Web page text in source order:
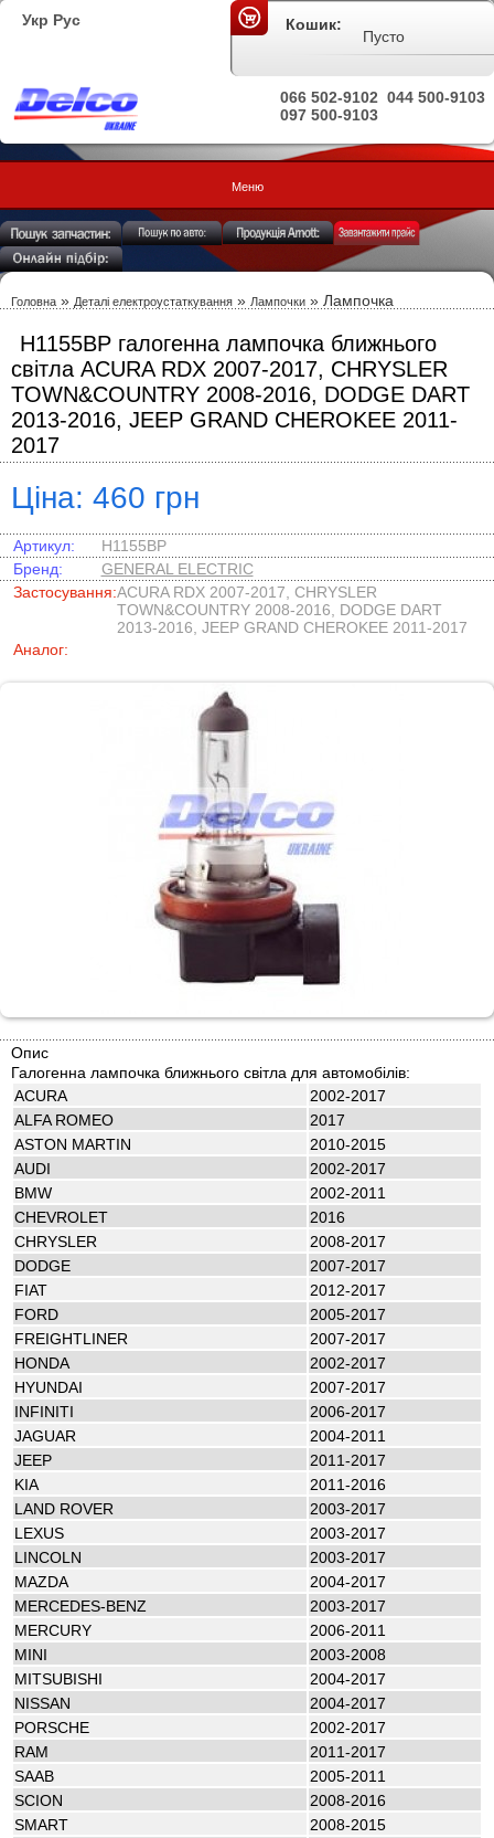
Укр Рус
044 500-9103
066 502-9102
097 500-9103
Кошик:
Пусто
Меню
Головна » Деталі електроустаткування » Лампочки » Лампочка
H1155BP галогенна лампочка ближнього
світла ACURA RDX 2007-2017, CHRYSLER
TOWN&COUNTRY 2008-2016, DODGE DART
2013-2016, JEEP GRAND CHEROKEE 2011-
2017
Ціна: 460 грн
Артикул:
H1155BP
Бренд:
GENERAL ELECTRIC
Застосування:ACURA RDX 2007-2017, CHRYSLER
TOWN&COUNTRY 2008-2016, DODGE DART
2013-2016, JEEP GRAND CHEROKEE 2011-2017
Аналог:
Опис
Галогенна лампочка ближнього світла для автомобілів:
ACURA
2002-2017
ALFA ROMEO
2017
ASTON MARTIN
2010-2015
AUDI
2002-2017
BMW
2002-2011
CHEVROLET
2016
CHRYSLER
2008-2017
DODGE
2007-2017
FIAT
2012-2017
FORD
2005-2017
FREIGHTLINER
2007-2017
HONDA
2002-2017
HYUNDAI
2007-2017
INFINITI
2006-2017
JAGUAR
2004-2011
JEEP
2011-2017
KIA
2011-2016
LAND ROVER
2003-2017
LEXUS
2003-2017
LINCOLN
2003-2017
MAZDA
2004-2017
MERCEDES-BENZ
2003-2017
MERCURY
2006-2011
MINI
2003-2008
MITSUBISHI
2004-2017
NISSAN
2004-2017
PORSCHE
2002-2017
RAM
2011-2017
SAAB
2005-2011
SCION
2008-2016
SMART
2008-2015